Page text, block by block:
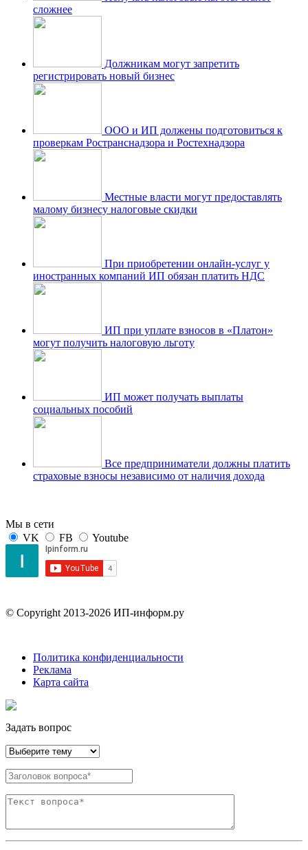
сложнее
Должникам могут запретить
регистрировать новый бизнес
ООО и ИП должены подготовиться к
проверкам Ространснадзора и Ростехнадзора
Местные власти могут предоставлять
малому бизнесу налоговые скидки
При приобретении онлайн-услуг у
иностранных компаний ИП обязан платить НДС
ИП при уплате взносов в «Платон»
могут получить налоговую льготу
ИП может получать выплаты
социальных пособий
Все предприниматели должны платить
страховые взносы независимо от наличия дохода
Мы в сети
VK
FB Youtube
© Copyright 2013-2026 ИП-информ.ру
Политика конфиденциальности
Реклама
Карта сайта
Задать вопрос